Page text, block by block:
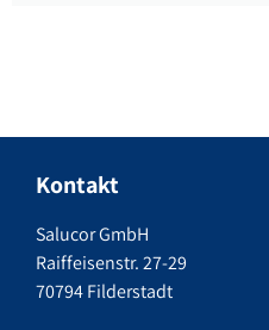
Kontakt
Salucor GmbH
Raiffeisenstr. 27-29
70794 Filderstadt